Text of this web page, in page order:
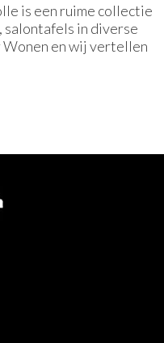
is een ruime collectie
salontafels in diverse
en wij vertellen